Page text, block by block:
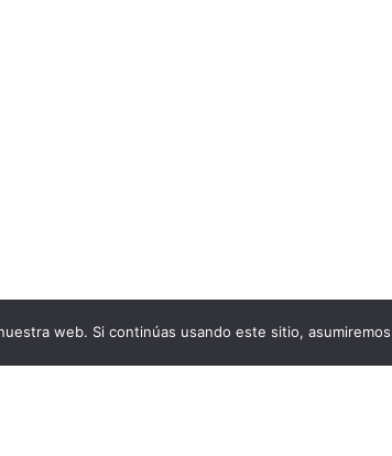
web. Si continúas usando este sitio,